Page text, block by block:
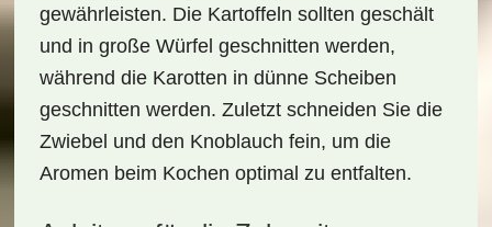
gewährleisten. Die Kartoffeln sollten geschält
und in große Würfel geschnitten werden,
während die Karotten in dünne Scheiben
geschnitten werden. Zuletzt schneiden Sie die
Zwiebel und den Knoblauch fein, um die
Aromen beim Kochen optimal zu entfalten.